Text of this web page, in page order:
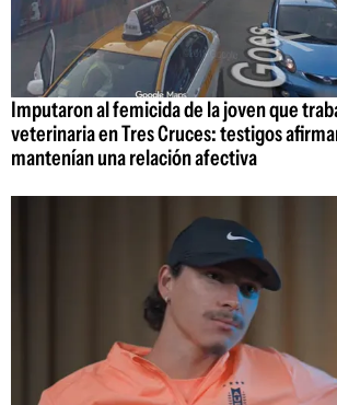
Imputaron al femicida de la joven que
veterinaria en Tres Cruces: testigos
mantenían una relación afectiva